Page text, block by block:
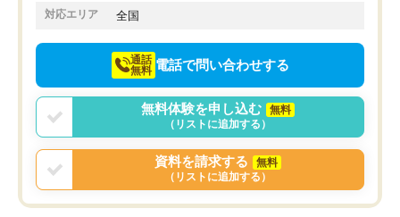
でお願いしました。来年の高校受験に
対応エリア 全国
通話
無料 電話で問い合わせする
無料体験を申し込む
無料
（リストに追加する）
資料を請求する
無料
（リストに追加する）